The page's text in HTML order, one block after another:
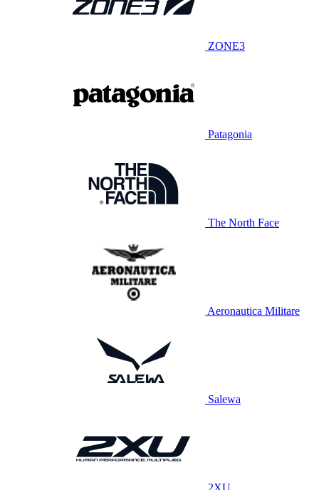
ZONE3
Patagonia
The North Face
Aeronautica Militare
Salewa
2XU